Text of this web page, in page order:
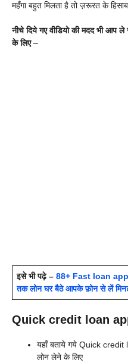
महँगा बहुत मिलता है तो ज़रूरत के
नीचे दिये गए वीडियो की मदद भी
के लिए–
इसे भी पढ़े – 88+ Fast loan
तक लोन घर बैठे आपके फ़ोन से लें
Quick credit loan
यहाँ बताये गये Quick credit
लोन लेने के लिए